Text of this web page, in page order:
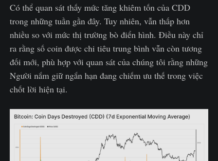
Có thể quan sát thấy mức tăng khiêm tốn của CDD
trong những tuần gần đây. Tuy nhiên, vẫn thấp hơn
nhiều so với mức thị trường bò điển hình. Điều này chỉ
ra rằng số coin được chi tiêu trung bình vẫn còn tương
đối mới, phù hợp với quan sát của chúng tôi rằng những
Người nắm giữ ngắn hạn đang chiếm ưu thế trong việc
chốt lời hiện tại.